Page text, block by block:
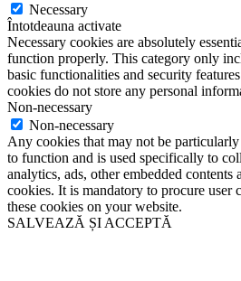
Necessary
Întotdeauna activate
Necessary cookies are absolutely
function properly. This category only
basic functionalities and security
cookies do not store any personal
Non-necessary
Non-necessary
Any cookies that may not be
to function and is used specifically to
analytics, ads, other embedded contents
cookies. It is mandatory to procure user
these cookies on your website.
SALVEAZĂ ȘI ACCEPTĂ